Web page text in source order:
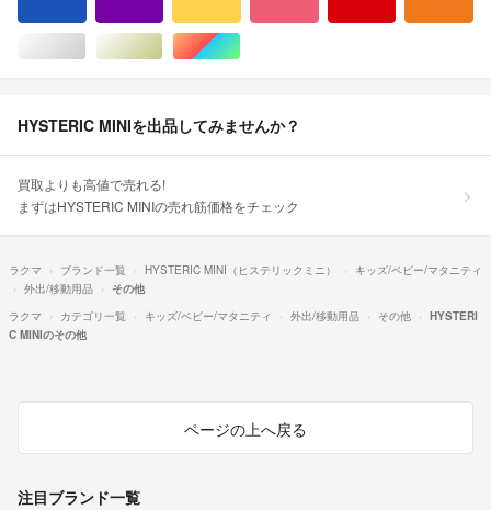
シルバー/銀色系ゴールド/金色系マルチカラー
HYSTERIC MINIを出品してみませんか？
買取よりも高値で売れる!
まずはHYSTERIC MINIの売れ筋価格をチェック
ラクマ ブランド一覧 HYSTERIC MINI（ヒステリックミニ）
キッズ/ベビー/マタニティ
外出/移動用品
その他
ラクマ
カテゴリ一覧 キッズ/ベビー/マタニティ 外出/移動用品 その他
HYSTERI
C MINIのその他
ページの上へ戻る
注目ブランド一覧